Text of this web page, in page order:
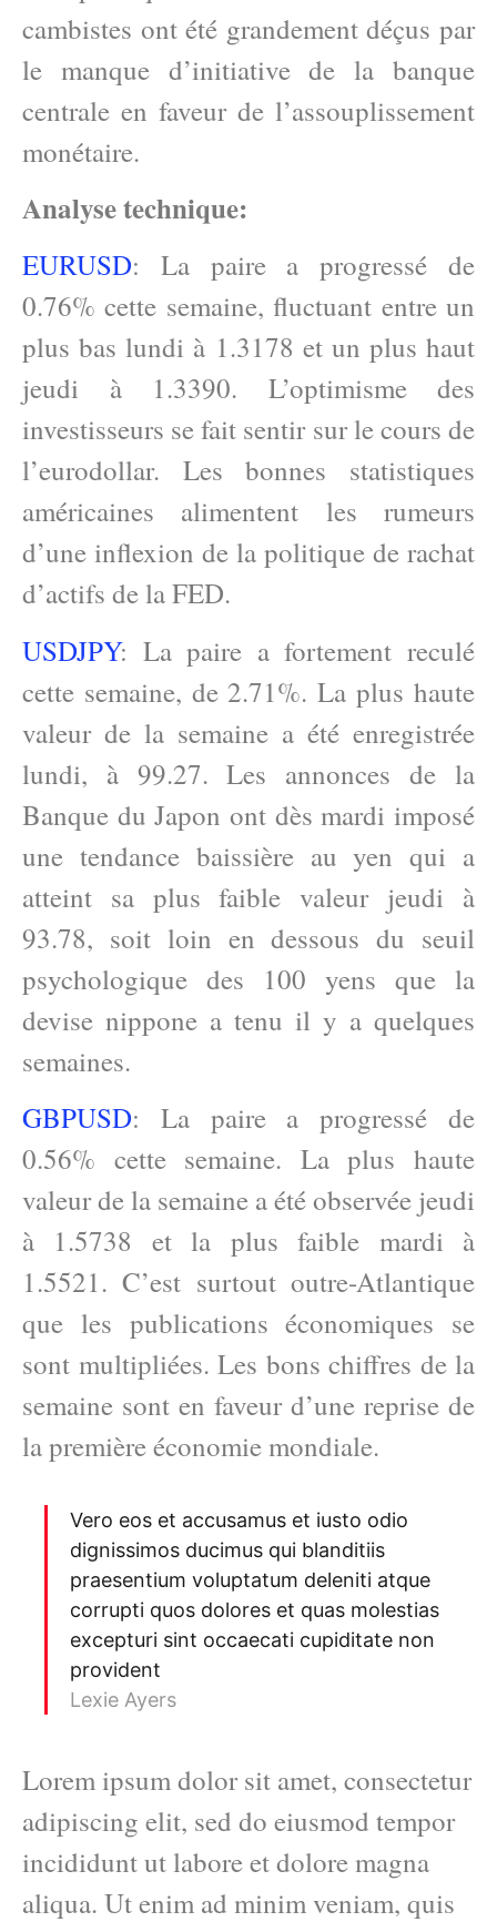
cambistes ont été grandement déçus par
le manque d’initiative de la banque
centrale en faveur de l’assouplissement
monétaire.
Analyse technique:
EURUSD: La paire a progressé de
0.76% cette semaine, fluctuant entre un
plus bas lundi à 1.3178 et un plus haut
jeudi à 1.3390. L’optimisme des
investisseurs se fait sentir sur le cours de
l’eurodollar. Les bonnes statistiques
américaines alimentent les rumeurs
d’une inflexion de la politique de rachat
d’actifs de la FED.
USDJPY: La paire a fortement reculé
cette semaine, de 2.71%. La plus haute
valeur de la semaine a été enregistrée
lundi, à 99.27. Les annonces de la
Banque du Japon ont dès mardi imposé
une tendance baissière au yen qui a
atteint sa plus faible valeur jeudi à
93.78, soit loin en dessous du seuil
psychologique des 100 yens que la
devise nippone a tenu il y a quelques
semaines.
GBPUSD: La paire a progressé de
0.56% cette semaine. La plus haute
valeur de la semaine a été observée jeudi
à 1.5738 et la plus faible mardi à
1.5521. C’est surtout outre-Atlantique
que les publications économiques se
sont multipliées. Les bons chiffres de la
semaine sont en faveur d’une reprise de
la première économie mondiale.
Vero eos et accusamus et iusto odio
dignissimos ducimus qui blanditiis
praesentium voluptatum deleniti atque
corrupti quos dolores et quas molestias
excepturi sint occaecati cupiditate non
provident
Lexie Ayers
Lorem ipsum dolor sit amet, consectetur
adipiscing elit, sed do eiusmod tempor
incididunt ut labore et dolore magna
aliqua. Ut enim ad minim veniam, quis